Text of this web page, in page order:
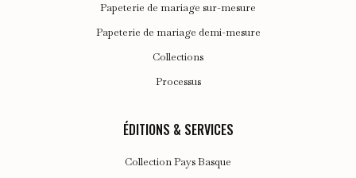
Papeterie de mariage sur-mesure
Papeterie de mariage demi-mesure
Collections
Processus
ÉDITIONS & SERVICES
Collection Pays Basque